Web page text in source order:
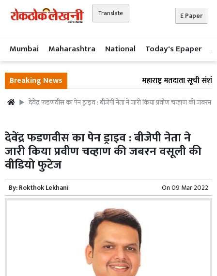
Translate E Paper
Mumbai Maharashtra National Today's Epaper
Breaking News महाराष्ट्र मतदाता सूची
देवेंद्र फडणवीस का पेन ड्राइव : बीजेपी नेता ने जारी किया प्रवीण चव्हाण की जबरन
देवेंद्र फडणवीस का पेन ड्राइव : बीजेपी नेता ने
जारी किया प्रवीण चव्हाण की जबरन वसूली की
वीडियो फुटेज
By:Rokthok Lekhani On09 Mar 2022